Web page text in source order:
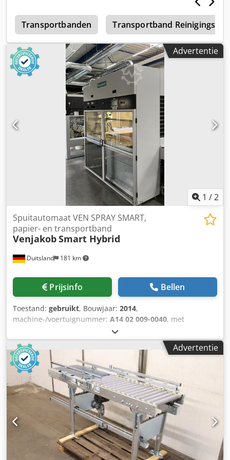
(+ 370 mm) Bandbreedte: 250 mm Bandlengte: ca. 4000
mm (2 x 2000 mm) Afstand tussen meenemers: 410 mm
Dsdjw N Rm Sspfx Aifjkr Hoogte van de meenemers: 20
mm
Transportbanden Transportband
Advertentie
1 /2
Duitsland 181 km
Spuitautomaat VEN SPRAY SMART,
papier- en transportband
VenjakobSmart Hybrid
Prijsinfo Bellen
Toestand: gebruikt, Bouwjaar: 2014,
machine-/voertuignummer: A14 02 009-0040, met
papierband- en transportbandtransport met
bandreiniging. Installatie bestaande uit: 1. Transportband
2.000 mm 2. Spuitmachine 3.630 mm 3.
Afvoertransportband met rollen 2.000 mm - Totale lengte:
7.630 mm - Bedieningszijde: links Pos. 1 Transportband: -
Fabrikant: Venjakob - Type: Transportband AL - Bouwjaar:
2014 - Snelheid: ca. 2,5 - 5 m/min. - Max. belasting: 15
kg/m - Lengte: 2.000 mm - Motorvermogen: 0,5 kW -
Bestuurd door frequentieomvormer Dkedpfxeztf Nhj Aifor
Pos. 2 Spuitmachine: Kan optioneel worden gebruikt met
een transportbandsysteem of een papierbandsysteem! -
Fabrikant Venjakob - Type VENSPRAY Smart - Bouwjaar
Advertentie